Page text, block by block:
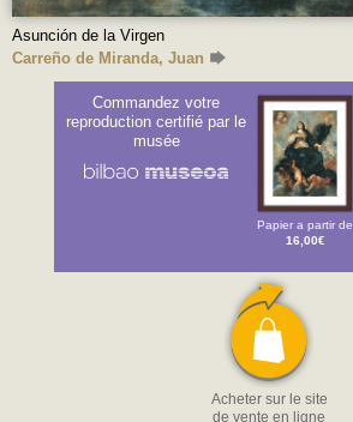
Asunción de la Virgen
Carreño de Miranda, Juan
Commandez votre
reproduction certifié par le
musée
Papier a partir de
16,00€
Acheter sur le site
de vente en ligne